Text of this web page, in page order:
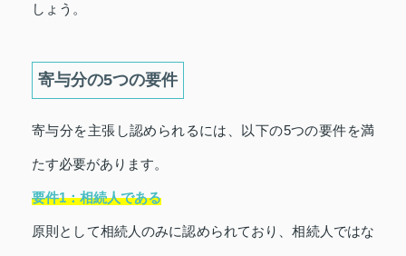
しょう。
寄与分の5つの要件
寄与分を主張し認められるには、以下の5つの要件を満
たす必要があります。
要件1：相続人である
原則として相続人のみに認められており、相続人ではな